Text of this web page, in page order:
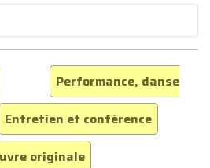
Performance, danse
Entretien et conférence
originale